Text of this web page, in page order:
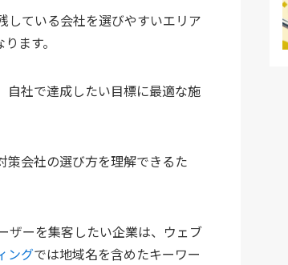
している会社を選びやすいエリア
ます。
自社で達成したい目標に最適な施
策会社の選び方を理解できるた
ザーを集客したい企業は、ウェブ
ングでは地域名を含めたキーワー